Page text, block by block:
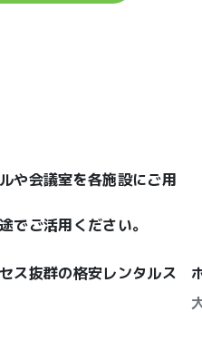
や会議室を各施設にご用
でご活用ください。
ス抜群の格安レンタルス